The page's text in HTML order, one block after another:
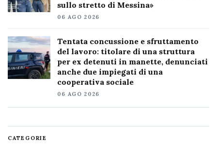
sullo stretto di Messina»
06 AGO 2026
Tentata concussione e sfruttamento
del lavoro: titolare di una struttura
per ex detenuti in manette, denunciati
anche due impiegati di una
cooperativa sociale
06 AGO 2026
CATEGORIE